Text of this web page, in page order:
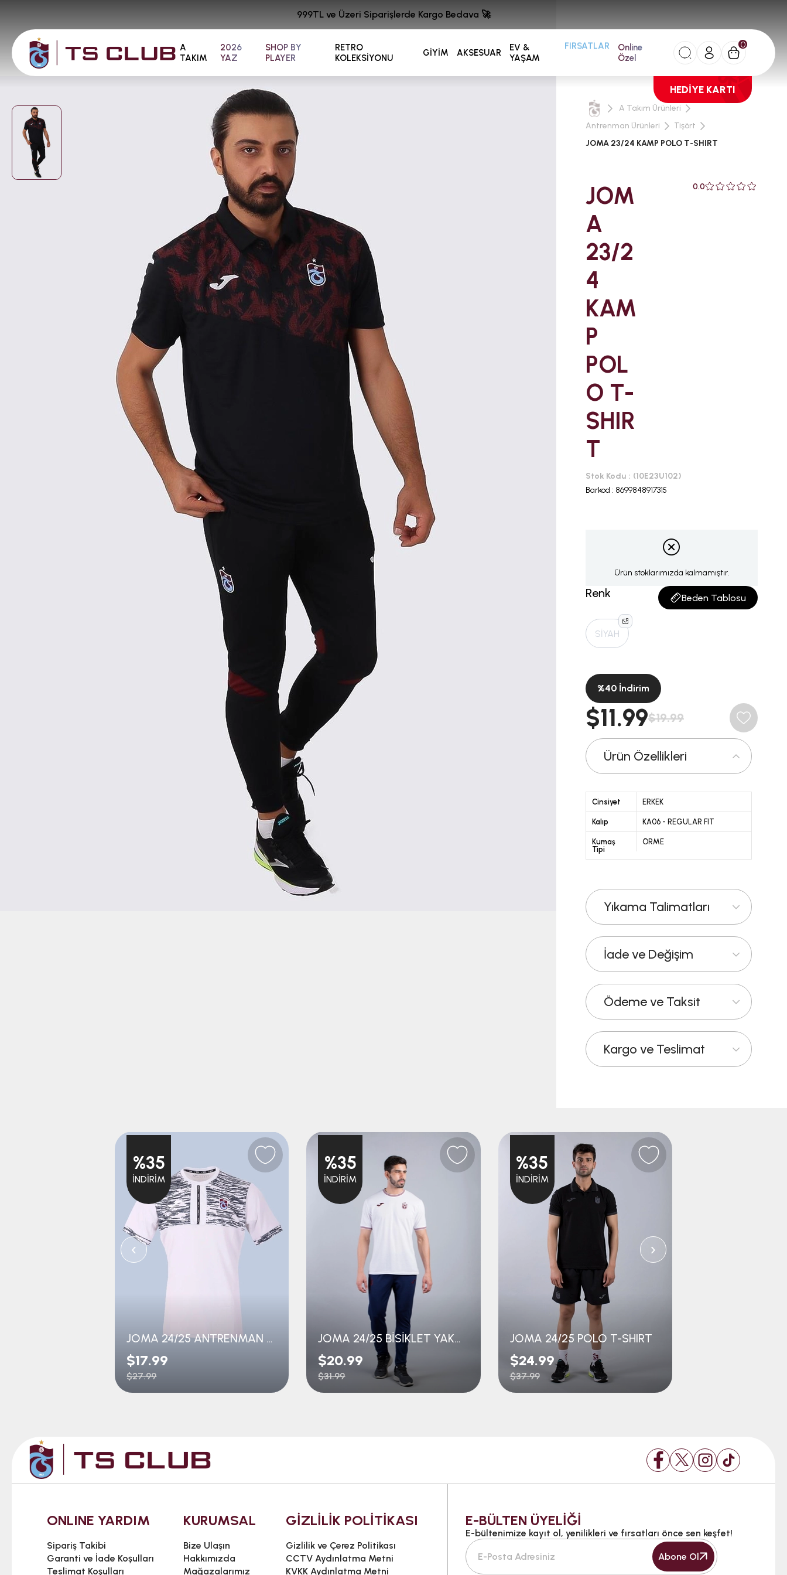
A
TAKIM
2026
YAZ
SHOP BY
PLAYER
RETRO
KOLEKSİYONU
GİYİM AKSESUAR
EV &
YAŞAM
FIRSATLAR
Online
Özel
0
HEDİYE KARTI
999TL ve Üzeri Siparişlerde Kargo Bedava 🚀
A Takım Ürünleri
Antrenman Ürünleri
Tişört
JOMA 23/24 KAMP POLO T-SHIRT
JOM
A
23/2
4
KAM
P
POL
O T-
SHIR
T
0.0
Stok Kodu
(10E23U102)
Barkod : 8699848917315
Ürün stoklarımızda kalmamıştır.
Renk Beden Tablosu
SİYAH
%40 İndirim
$19.99
$11.99
Ürün Özellikleri
Cinsiyet ERKEK
Kalıp KA06 - REGULAR FIT
Kumaş
Tipi
ÖRME
Yıkama Talimatları
İade ve Değişim
Ödeme ve Taksit
Kargo ve Teslimat
JOMA 24/25 ANTRENMAN T-SHIRT GENÇ
$17.99
$27.99
%35
İNDIRIM
JOMA 24/25 BİSİKLET YAKA T-SHIRT
$20.99
$31.99
%35
İNDIRIM
JOMA 24/25 POLO T-SHIRT
$24.99
$37.99
%35
İNDIRIM
‹ ›
ONLINE YARDIM
Sipariş Takibi
Garanti ve İade Koşulları
Teslimat Koşulları
KURUMSAL
Bize Ulaşın
Hakkımızda
Mağazalarımız
GİZLİLİK POLİTİKASI
Gizlilik ve Çerez Politikası
CCTV Aydınlatma Metni
KVKK Aydınlatma Metni
E-BÜLTEN ÜYELİĞİ
E-bültenimize kayıt ol, yenilikleri ve fırsatları önce sen keşfet!
Abone Ol